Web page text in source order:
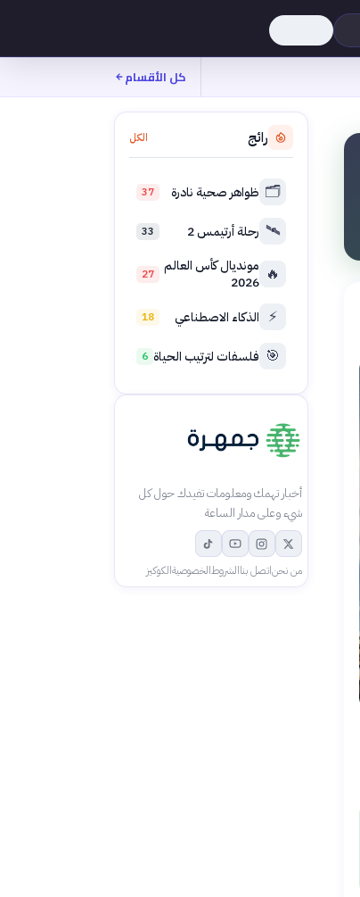
كل الأقسام
رائج الكل
🗂️ ظواهر صحية نادرة 37
🛰️ رحلة أرتيمس 2 33
🔥 مونديال كأس العالم
2026
27
⚡ الذكاء الاصطناعي 18
🎯 فلسفات لترتيب الحياة 6
أخبار تهمك ومعلومات تفيدك حول كل
شيء وعلى مدار الساعة
من نحناتصل بناالشروطالخصوصيةالكوكيز